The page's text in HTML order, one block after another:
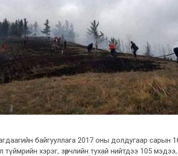
байгууллага 2017 оны долдугаар сарын
түймрийн хэрэг, зөрчлийн тухай нийтдээ 105